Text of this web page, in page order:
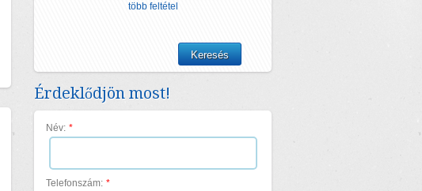
több feltétel
Érdeklődjön most!
Név: *
Telefonszám: *